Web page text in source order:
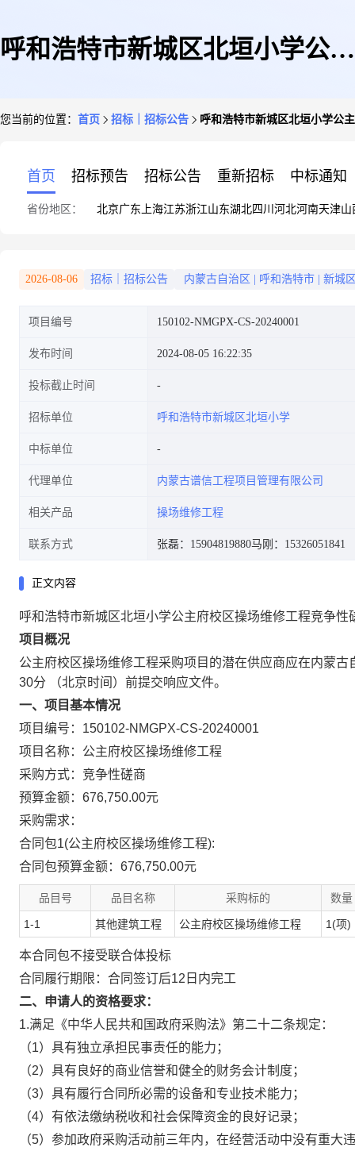
呼和浩特市新城区北垣小学公主
您当前的位置： 首页 招标｜招标公告 呼和浩特市新城区北垣小学公
首页 招标预告 招标公告 重新招标 中标通知
省份地区： 北京广东 上海江苏浙江山东湖北四川 河北河南天津山
2026-08-06 招标｜招标公告 内蒙古自治区 呼和浩特市 新城
项目编号 150102-NMGPX-CS-20240001
发布时间 2024-08-05 16:22:35
投标截止时间
招标单位 呼和浩特市新城区北垣小学
中标单位
代理单位 内蒙古谱信工程项目管理有限公司
相关产品 操场维修工程
联系方式 张磊：15904819880马刚：15326051841
正文内容
呼和浩特市新城区北垣小学公主府校区操场维修工程竞争性
项目概况
公主府校区操场维修工程采购项目的潜在供应商应在内蒙古
30分
（北京时间）前提交响应文件。
一、项目基本情况
项目编号：150102-NMGPX-CS-20240001
项目名称：公主府校区操场维修工程
采购方式：竞争性磋商
预算金额：676,750.00元
采购需求：
合同包1(公主府校区操场维修工程):
合同包预算金额： 676,750.00元
品目号 品目名称 采购标的 数量
1-1 其他建筑工程 公主府校区操场维修工程 1(项)
本合同包不接受联合体投标
合同履行期限： 合同签订后12日内完工
二、申请人的资格要求：
1.满足《中华人民共和国政府采购法》第二十二条规定：
（1）具有独立承担民事责任的能力；
（2）具有良好的商业信誉和健全的财务会计制度；
（3）具有履行合同所必需的设备和专业技术能力；
（4）有依法缴纳税收和社会保障资金的良好记录；
（5）参加政府采购活动前三年内，在经营活动中没有重大